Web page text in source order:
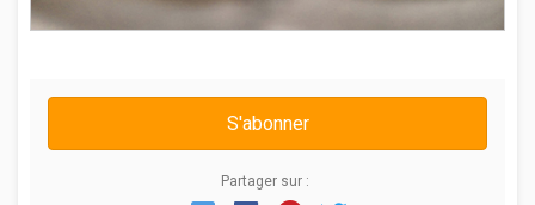
S'abonner
Partager sur :